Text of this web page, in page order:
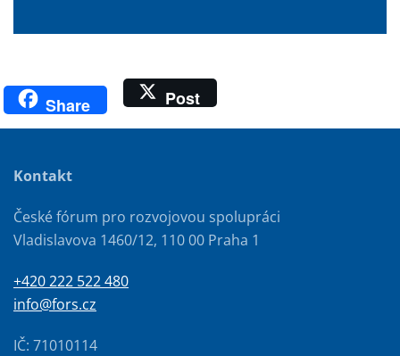
Share Post
Kontakt
České fórum pro rozvojovou spolupráci
Vladislavova 1460/12, 110 00 Praha 1
+420 222 522 480
info@fors.cz
IČ: 71010114